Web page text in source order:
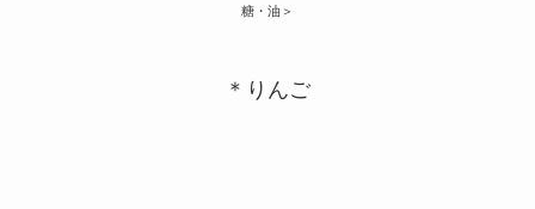
糖・油＞
＊りんご